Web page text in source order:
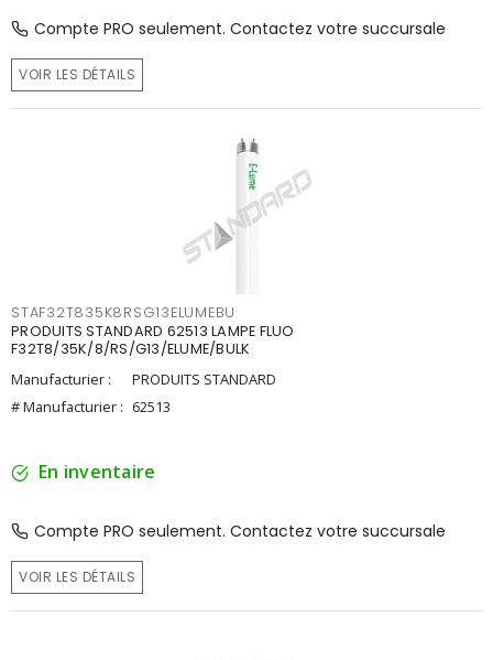
Compte PRO seulement. Contactez votre succursale
VOIR LES DÉTAILS
STAF32T835K8RSG13ELUMEBU
PRODUITS STANDARD 62513 LAMPE FLUO
F32T8/35K/8/RS/G13/ELUME/BULK
Manufacturier :
PRODUITS STANDARD
# Manufacturier : 62513
En inventaire
Compte PRO seulement. Contactez votre succursale
VOIR LES DÉTAILS